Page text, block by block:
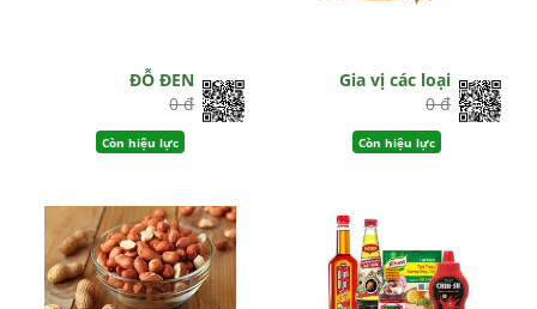
ĐỖ ĐEN
0 đ
Còn hiệu lực
Gia vị các loại
0 đ
Còn hiệu lực